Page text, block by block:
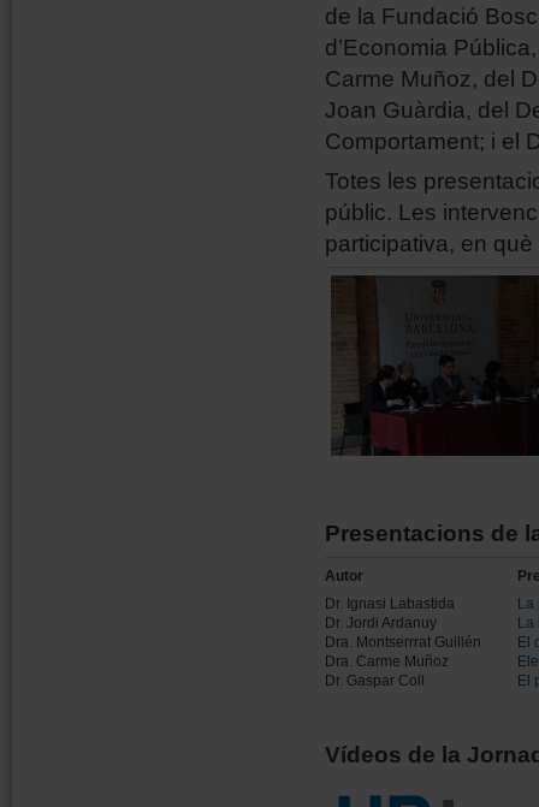
de la Fundació
d’Economia
Carme Muñoz, del
Joan Guàrdia, del
Comportament; i el
Totes les
públic. Les
participativa, en
Presentacions de
Autor
Dr. Ignasi Labastida
La
Dr. Jordi Ardanuy
La
Dra. Montserrrat Guillén
El
Dra. Carme Muñoz
Dr. Gaspar Coll
El
Vídeos de la